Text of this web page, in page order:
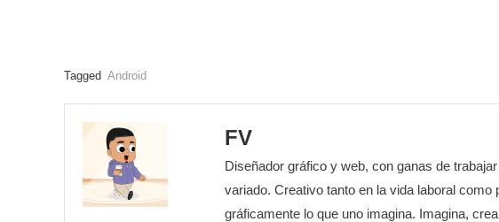
Tagged Android
FV
Diseñador gráfico y web, con ganas de
variado. Creativo tanto en la vida laboral
gráficamente lo que uno imagina. Imagina,